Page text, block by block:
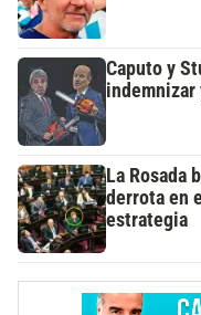
Caputo y
indemnizar
La Rosada
derrota en
estrategia